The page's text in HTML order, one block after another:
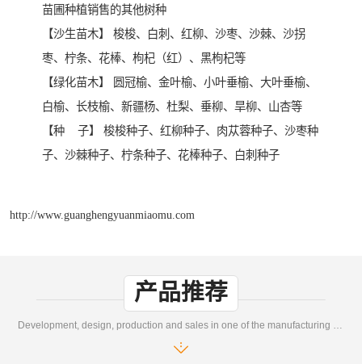
苗圃种植销售的其他树种
【沙生苗木】 梭梭、白刺、红柳、沙枣、沙棘、沙拐
枣、柠条、花棒、枸杞（红）、黑枸杞等
【绿化苗木】 圆冠榆、金叶榆、小叶垂榆、大叶垂榆、
白榆、长枝榆、新疆杨、杜梨、垂柳、旱柳、山杏等
【种 子】 梭梭种子、红柳种子、肉苁蓉种子、沙枣种
子、沙棘种子、柠条种子、花棒种子、白刺种子
http://www.guanghengyuanmiaomu.com
产品推荐
Development, design, production and sales in one of the manufacturing enterprises